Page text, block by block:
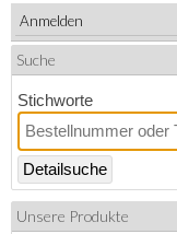
Anmelden
Suche
Stichworte
Detailsuche
Unsere Produkte